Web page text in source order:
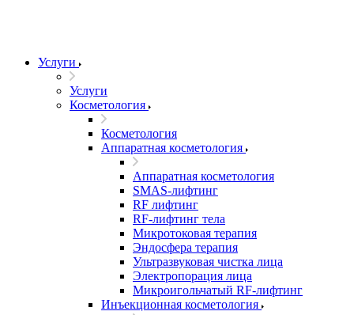
Услуги
Услуги
Косметология
Косметология
Аппаратная косметология
Аппаратная косметология
SMAS-лифтинг
RF лифтинг
RF-лифтинг тела
Микротоковая терапия
Эндосфера терапия
Ультразвуковая чистка лица
Электропорация лица
Микроигольчатый RF-лифтинг
Инъекционная косметология